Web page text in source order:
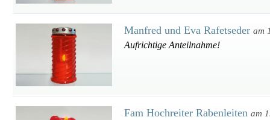
Manfred und Eva Rafetseder am
Aufrichtige Anteilnahme!
Fam Hochreiter Rabenleiten am